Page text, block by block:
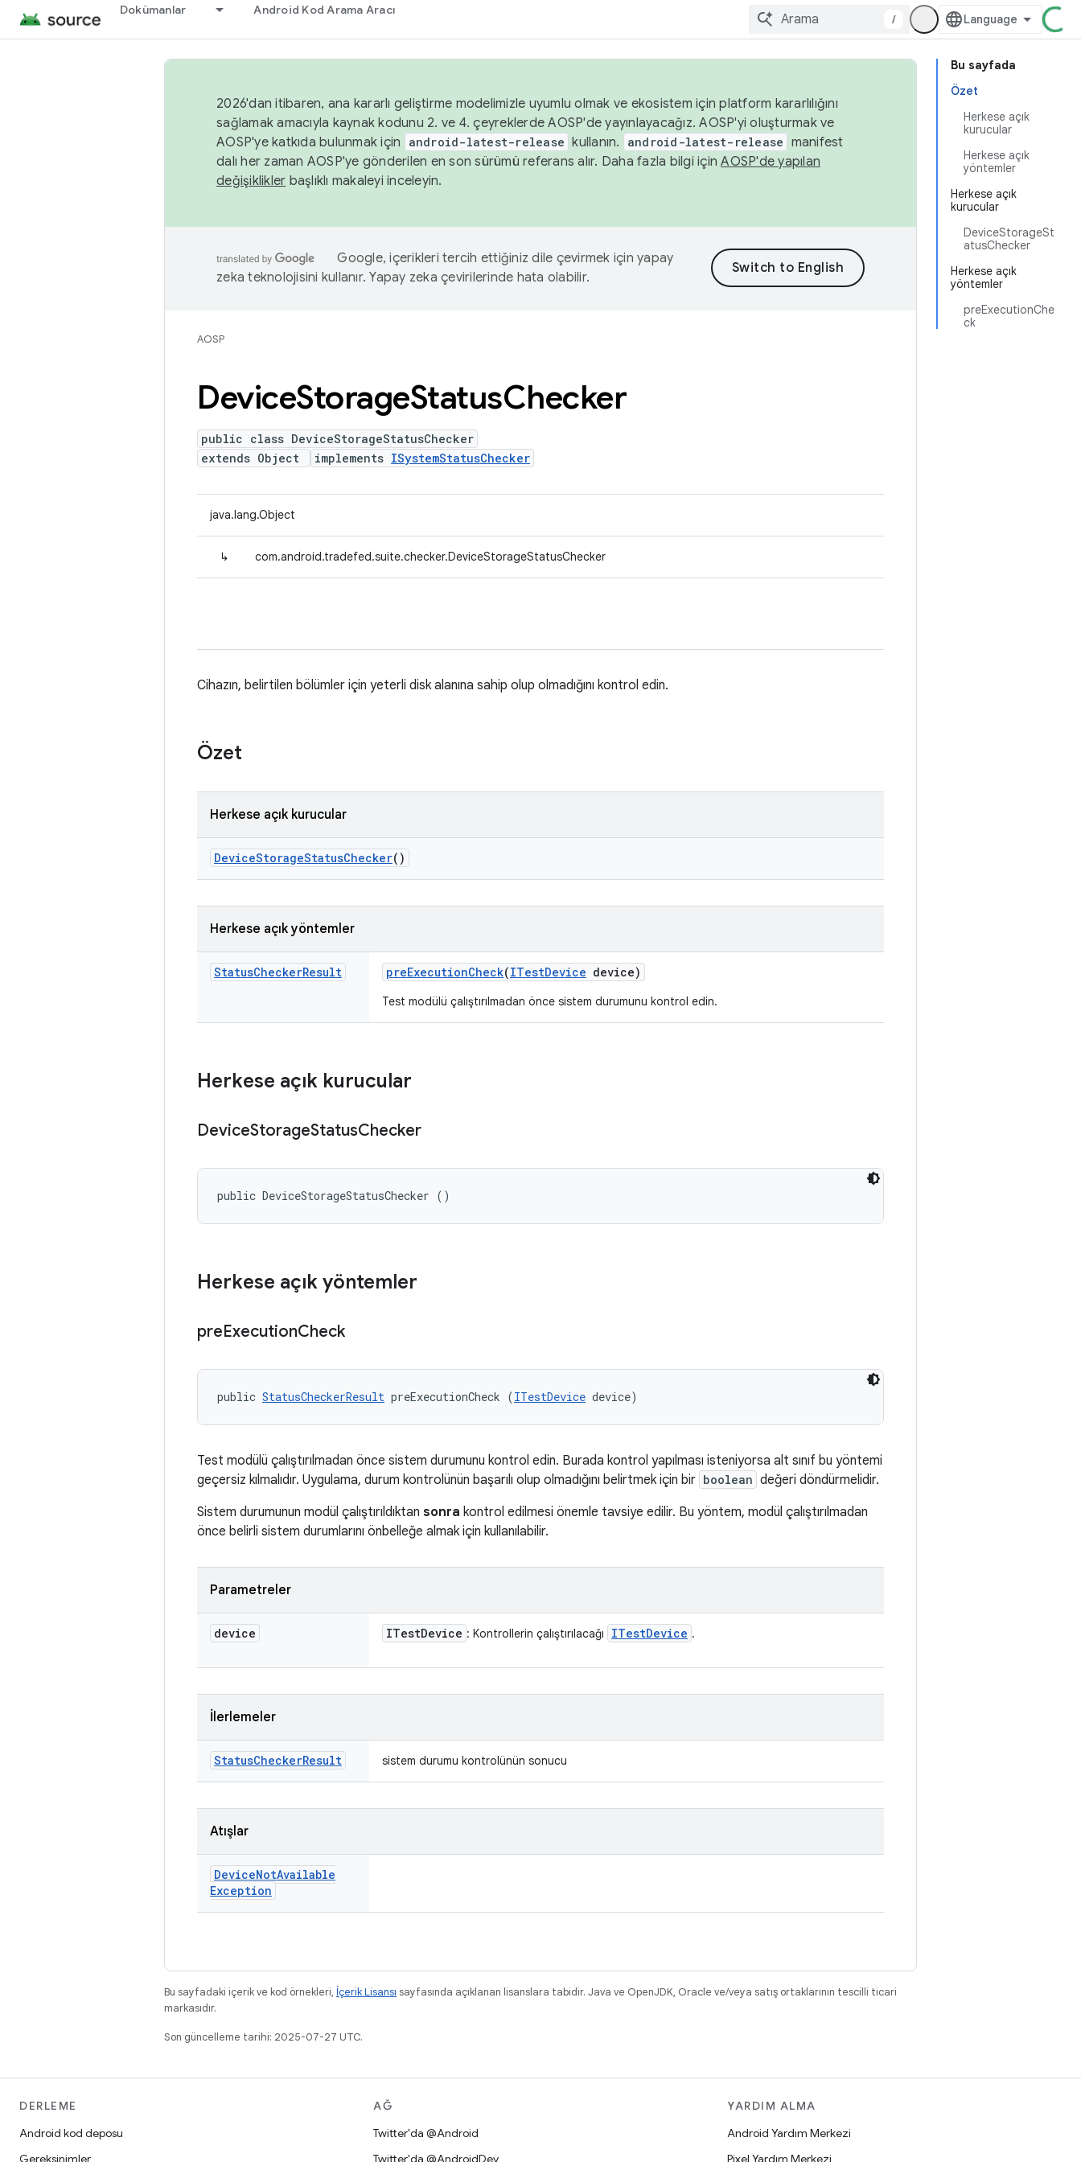
Dokümanlar Android Kod Arama Aracı
/
Bu sayfada
Özet
Herkese açık
kurucular
Herkese açık
yöntemler
Herkese açık
kurucular
DeviceStorageSt
atusChecker
Herkese açık
yöntemler
preExecutionChe
ck
2026'dan itibaren, ana kararlı geliştirme modelimizle uyumlu olmak ve ekosistem için platform kararlılığını
sağlamak amacıyla kaynak kodunu 2. ve 4. çeyreklerde AOSP'de yayınlayacağız. AOSP'yi oluşturmak ve
AOSP'ye katkıda bulunmak için
android-latest-release kullanın. android-latest-release manifest
dalı her zaman AOSP'ye gönderilen en son sürümü referans alır. Daha fazla bilgi içinAOSP'de yapılan
değişiklikler başlıklı makaleyi inceleyin.
Google, içerikleri tercih ettiğiniz dile çevirmek için yapay
zeka teknolojisini kullanır. Yapay zeka çevirilerinde hata olabilir.
AOSP
DeviceStorageStatusChecker
public class DeviceStorageStatusChecker
extends Object
implements ISystemStatusChecker
java.lang.Object
↳ com.android.tradefed.suite.checker.DeviceStorageStatusChecker
Cihazın, belirtilen bölümler için yeterli disk alanına sahip olup olmadığını kontrol edin.
Özet
Herkese açık kurucular
DeviceStorageStatusChecker()
Herkese açık yöntemler
StatusCheckerResult preExecutionCheck(ITestDevice device)
Test modülü çalıştırılmadan önce sistem durumunu kontrol edin.
Herkese açık kurucular
DeviceStorageStatusChecker
public DeviceStorageStatusChecker ()
Herkese açık yöntemler
preExecutionCheck
public StatusCheckerResult preExecutionCheck (ITestDevice device)
Test modülü çalıştırılmadan önce sistem durumunu kontrol edin. Burada kontrol yapılması isteniyorsa alt sınıf bu yöntemi
geçersiz kılmalıdır. Uygulama, durum kontrolünün başarılı olup olmadığını belirtmek için bir boolean değeri döndürmelidir.
Sistem durumunun modül çalıştırıldıktan sonra kontrol edilmesi önemle tavsiye edilir. Bu yöntem, modül çalıştırılmadan
önce belirli sistem durumlarını önbelleğe almak için kullanılabilir.
Parametreler
device ITestDevice : Kontrollerin çalıştırılacağı ITestDevice .
İlerlemeler
StatusCheckerResult sistem durumu kontrolünün sonucu
Atışlar
DeviceNotAvailable
Exception
Bu sayfadaki içerik ve kod örnekleri, İçerik Lisansı sayfasında açıklanan lisanslara tabidir. Java ve OpenJDK, Oracle ve/veya satış ortaklarının tescilli ticari
markasıdır.
Son güncelleme tarihi: 2025-07-27 UTC.
DERLEME
Android kod deposu
Gereksinimler
AĞ
Twitter'da @Android
Twitter'da @AndroidDev
YARDIM ALMA
Android Yardım Merkezi
Pixel Yardım Merkezi